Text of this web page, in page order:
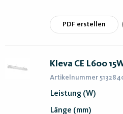
PDF erstellen
Kleva CE L600
Artikelnummer
Leistung (W)
Länge (mm)